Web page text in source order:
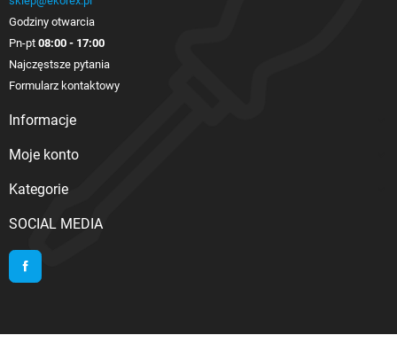
Godziny otwarcia
Pn-pt 08:00 - 17:00
Najczęstsze pytania
Formularz kontaktowy
Informacje
Moje konto
Kategorie
SOCIAL MEDIA
Facebook